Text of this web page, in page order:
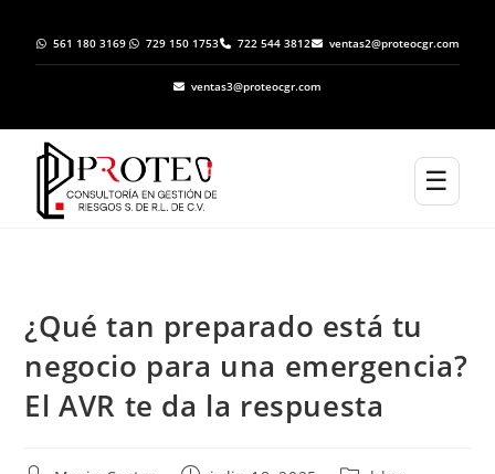
561 180 3169 729 150 1753 722 544 3812 ventas2@proteocgr.com
ventas3@proteocgr.com
☰
¿Qué tan preparado está tu
negocio para una emergencia?
El AVR te da la respuesta